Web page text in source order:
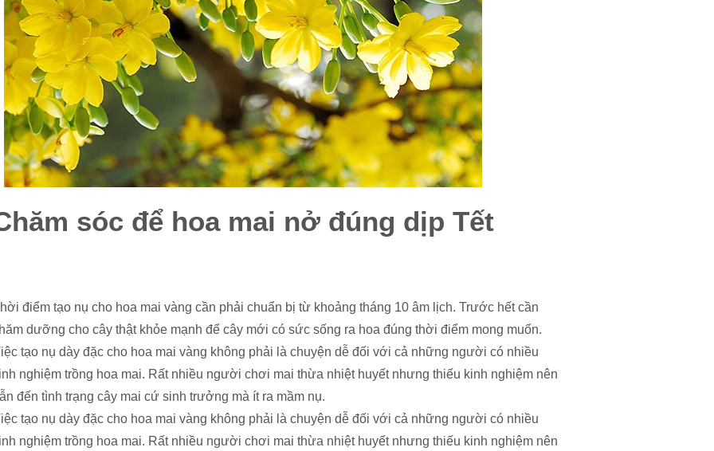
sóc để hoa mai nở đúng dịp Tết
điểm tạo nụ cho hoa mai vàng cần phải chuẩn bị từ khoảng tháng 10 âm lịch. Trước hết cần
dưỡng cho cây thật khỏe mạnh để cây mới có sức sống ra hoa đúng thời điểm mong muốn.
tạo nụ dày đặc cho hoa mai vàng không phải là chuyện dễ đối với cả những người có nhiều
nghiệm trồng hoa mai. Rất nhiều người chơi mai thừa nhiệt huyết nhưng thiếu kinh nghiệm nên
đến tình trạng cây mai cứ sinh trưởng mà ít ra mầm nụ.
tạo nụ dày đặc cho hoa mai vàng không phải là chuyện dễ đối với cả những người có nhiều
nghiệm trồng hoa mai. Rất nhiều người chơi mai thừa nhiệt huyết nhưng thiếu kinh nghiệm nên